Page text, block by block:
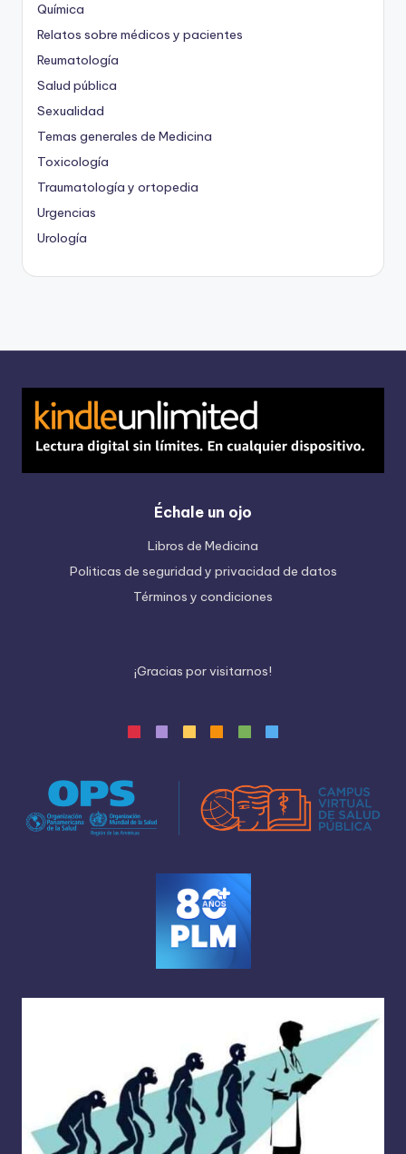
Química
Relatos sobre médicos y pacientes
Reumatología
Salud pública
Sexualidad
Temas generales de Medicina
Toxicología
Traumatología y ortopedia
Urgencias
Urología
Échale un ojo
Libros de Medicina
Politicas de seguridad y privacidad de datos
Términos y condiciones
¡Gracias porvisitarnos!